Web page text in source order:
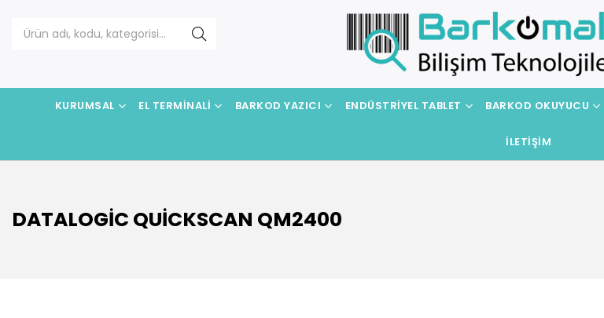
KURUMSAL EL TERMINALI BARKOD YAZICI ENDÜSTRIYEL TABLET BARKOD OKUYUCU
İLETIŞIM
DATALOGIC QUICKSCAN QM2400